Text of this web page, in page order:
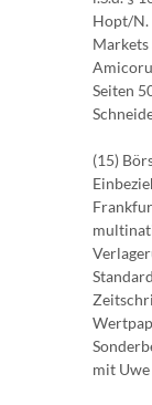
Hopt/N.
Markets
Seiten
(15)
mit Uwe